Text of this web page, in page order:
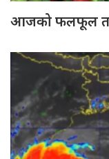
आजको फलफूल